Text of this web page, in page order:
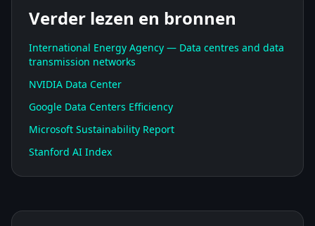
Verder lezen en bronnen
International Energy Agency — Data centres and data
transmission networks
NVIDIA Data Center
Google Data Centers Efficiency
Microsoft Sustainability Report
Stanford AI Index